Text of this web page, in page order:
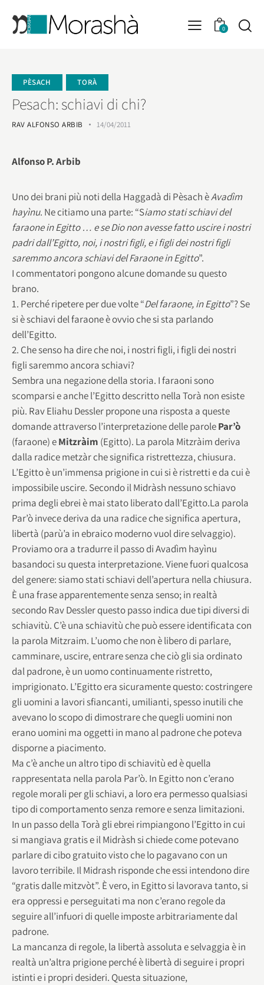
0
PÈSACH TORÀ
Pesach: schiavi di chi?
RAV ALFONSO ARBIB 14/04/2011
Alfonso P. Arbib
Uno dei brani più noti della Haggadà di Pèsach èAvadìm
hayìnu. Ne citiamo una parte: “Siamo stati schiavi del
faraone in Egitto … e se Dio non avesse fatto uscire i nostri
padri dall’Egitto, noi, i nostri figli, e i figli dei nostri figli
saremmo ancora schiavi del Faraone in Egitto”.
I commentatori pongono alcune domande su questo
brano.
1. Perché ripetere per due volte “Del faraone, in Egitto”? Se
si è schiavi del faraone è ovvio che si sta parlando
dell’Egitto.
2. Che senso ha dire che noi, i nostri figli, i figli dei nostri
figli saremmo ancora schiavi?
Sembra una negazione della storia. I faraoni sono
scomparsi e anche l’Egitto descritto nella Torà non esiste
più. Rav Eliahu Dessler propone una risposta a queste
domande attraverso l’interpretazione delle parolePar’ò
(faraone) eMitzràim (Egitto). La parola Mitzràim deriva
dalla radice metzàr che significa ristrettezza, chiusura.
L’Egitto è un’immensa prigione in cui si è ristretti e da cui è
impossibile uscire. Secondo il Midràsh nessuno schiavo
prima degli ebrei è mai stato liberato dall’Egitto.La parola
Par’ò invece deriva da una radice che significa apertura,
libertà (parù’a in ebraico moderno vuol dire selvaggio).
Proviamo ora a tradurre il passo di Avadìm hayìnu
basandoci su questa interpretazione. Viene fuori qualcosa
del genere: siamo stati schiavi dell’apertura nella chiusura.
È una frase apparentemente senza senso; in realtà
secondo Rav Dessler questo passo indica due tipi diversi di
schiavitù. C’è una schiavitù che può essere identificata con
la parola Mitzraim. L’uomo che non è libero di parlare,
camminare, uscire, entrare senza che ciò gli sia ordinato
dal padrone, è un uomo continuamente ristretto,
imprigionato. L’Egitto era sicuramente questo: costringere
gli uomini a lavori sfiancanti, umilianti, spesso inutili che
avevano lo scopo di dimostrare che quegli uomini non
erano uomini ma oggetti in mano al padrone che poteva
disporne a piacimento.
Ma c’è anche un altro tipo di schiavitù ed è quella
rappresentata nella parola Par’ò. In Egitto non c’erano
regole morali per gli schiavi, a loro era permesso qualsiasi
tipo di comportamento senza remore e senza limitazioni.
In un passo della Torà gli ebrei rimpiangono l’Egitto in cui
si mangiava gratis e il Midràsh si chiede come potevano
parlare di cibo gratuito visto che lo pagavano con un
lavoro terribile. Il Midrash risponde che essi intendono dire
“gratis dalle mitzvòt”. È vero, in Egitto si lavorava tanto, si
era oppressi e perseguitati ma non c’erano regole da
seguire all’infuori di quelle imposte arbitrariamente dal
padrone.
La mancanza di regole, la libertà assoluta e selvaggia è in
realtà un’altra prigione perché è libertà di seguire i propri
istinti e i propri desideri. Questa situazione,